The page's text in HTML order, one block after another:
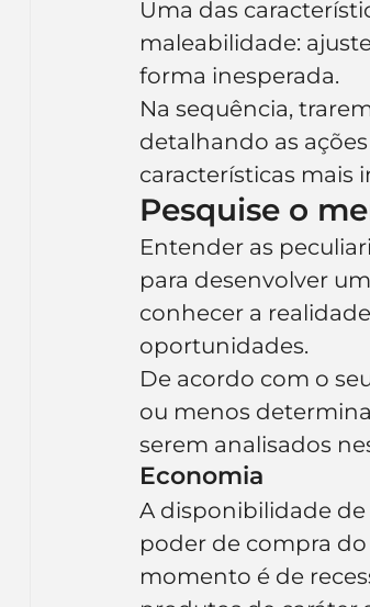
Uma das
maleabilidade:
forma inesperada.
Na sequência,
detalhando as
características mais
Pesquise o
Entender as
para desenvolver
conhecer a
oportunidades.
De acordo com o
ou menos
serem analisados
Economia
A disponibilidade de
poder de compra
momento é de